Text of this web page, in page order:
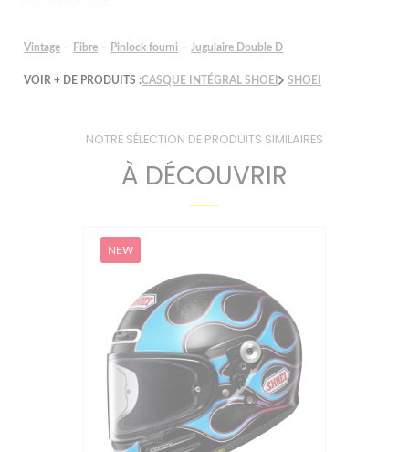
Vintage - Fibre - Pinlock fourni - Jugulaire Double D
VOIR + DE PRODUITS :CASQUE INTÉGRAL SHOEI SHOEI
NOTRE SÉLECTION DE PRODUITS SIMILAIRES
À DÉCOUVRIR
NEW